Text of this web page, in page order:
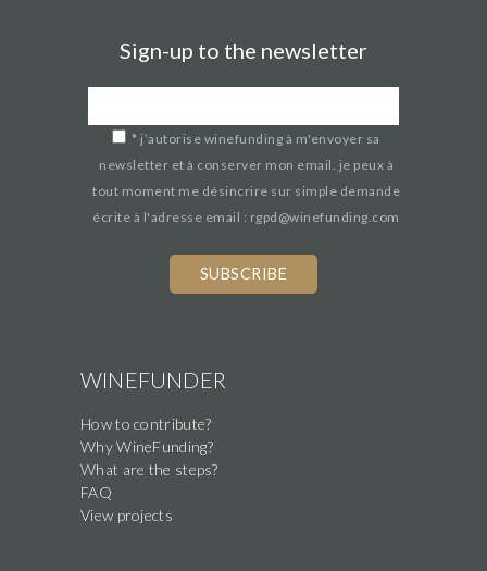
Sign-up to the newsletter
* j’autorise winefunding à m'envoyer sa
newsletter et à conserver mon email. je peux à
tout moment me désincrire sur simple demande
écrite à l'adresse email : rgpd@winefunding.com
WINEFUNDER
How to contribute?
Why WineFunding?
What are the steps?
FAQ
View projects